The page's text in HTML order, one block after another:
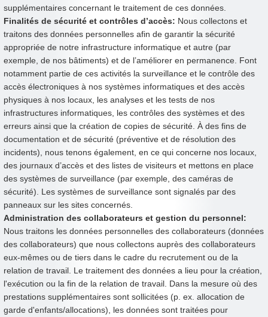
supplémentaires concernant le traitement de ces données.
Finalités de sécurité et contrôles d’accès: Nous collectons et
traitons des données personnelles afin de garantir la sécurité
appropriée de notre infrastructure informatique et autre (par
exemple, de nos bâtiments) et de l’améliorer en permanence. Font
notamment partie de ces activités la surveillance et le contrôle des
accès électroniques à nos systèmes informatiques et des accès
physiques à nos locaux, les analyses et les tests de nos
infrastructures informatiques, les contrôles des systèmes et des
erreurs ainsi que la création de copies de sécurité. À des fins de
documentation et de sécurité (préventive et de résolution des
incidents), nous tenons également, en ce qui concerne nos locaux,
des journaux d’accès et des listes de visiteurs et mettons en place
des systèmes de surveillance (par exemple, des caméras de
sécurité). Les systèmes de surveillance sont signalés par des
panneaux sur les sites concernés.
Administration des collaborateurs et gestion du personnel:
Nous traitons les données personnelles des collaborateurs (données
des collaborateurs) que nous collectons auprès des collaborateurs
eux-mêmes ou de tiers dans le cadre du recrutement ou de la
relation de travail. Le traitement des données a lieu pour la création,
l'exécution ou la fin de la relation de travail. Dans la mesure où des
prestations supplémentaires sont sollicitées (p. ex. allocation de
garde d'enfants/allocations), les données sont traitées pour